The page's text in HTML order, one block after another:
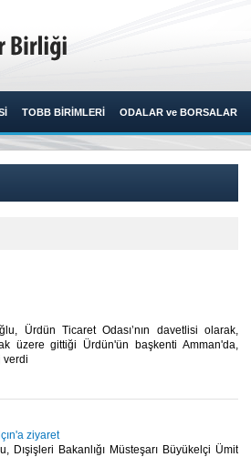
TOBB BİRİMLERİ ODALAR ve BORSALAR
Ürdün Ticaret Odası’nın davetlisi olarak,
üzere gittiği Ürdün'ün başkenti Amman'da,
verdi​
ziyaret
Dışişleri Bakanlığı Müsteşarı Büyükelçi Ümit